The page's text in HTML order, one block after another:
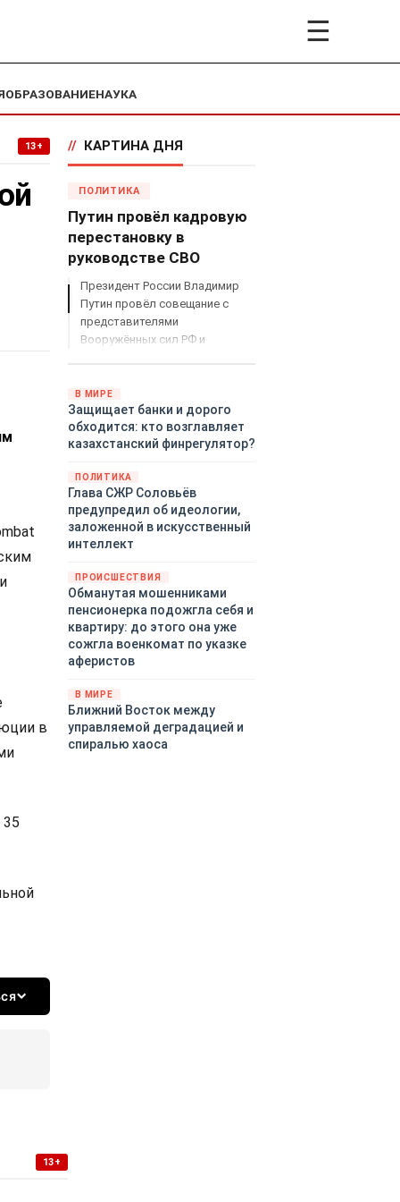
☰
ОБРАЗОВАНИЕНАУКА
13+
в
13+
// КАРТИНА ДНЯ
ПОЛИТИКА
Путин провёл кадровую
перестановку в
руководстве СВО
Президент России Владимир
Путин провёл совещание с
представителями
Вооружённых сил РФ и
руководстве спецоперацией.
В МИРЕ
Защищает банки и дорого
обходится: кто возглавляет
казахстанский финрегулятор?
ПОЛИТИКА
Глава СЖР Соловьёв
предупредил об идеологии,
заложенной в искусственный
интеллект
ПРОИСШЕСТВИЯ
Обманутая мошенниками
пенсионерка подожгла себя и
квартиру: до этого она уже
сожгла военкомат по указке
аферистов
В МИРЕ
Ближний Восток между
управляемой деградацией и
спиралью хаоса